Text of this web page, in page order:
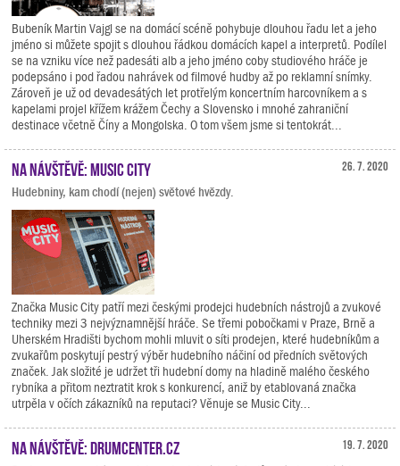
Bubeník Martin Vajgl se na domácí scéně pohybuje dlouhou řadu let a jeho
jméno si můžete spojit s dlouhou řádkou domácích kapel a interpretů. Podílel
se na vzniku více než padesáti alb a jeho jméno coby studiového hráče je
podepsáno i pod řadou nahrávek od filmové hudby až po reklamní snímky.
Zároveň je už od devadesátých let protřelým koncertním harcovníkem a s
kapelami projel křížem krážem Čechy a Slovensko i mnohé zahraniční
destinace včetně Číny a Mongolska. O tom všem jsme si tentokrát...
26. 7. 2020
Na návštěvě: Music City
Hudebniny, kam chodí (nejen) světové hvězdy.
Značka Music City patří mezi českými prodejci hudebních nástrojů a zvukové
techniky mezi 3 nejvýznamnější hráče. Se třemi pobočkami v Praze, Brně a
Uherském Hradišti bychom mohli mluvit o síti prodejen, které hudebníkům a
zvukařům poskytují pestrý výběr hudebního náčiní od předních světových
značek. Jak složité je udržet tři hudební domy na hladině malého českého
rybníka a přitom neztratit krok s konkurencí, aniž by etablovaná značka
utrpěla v očích zákazníků na reputaci? Věnuje se Music City...
19. 7. 2020
Na návštěvě: Drumcenter.cz